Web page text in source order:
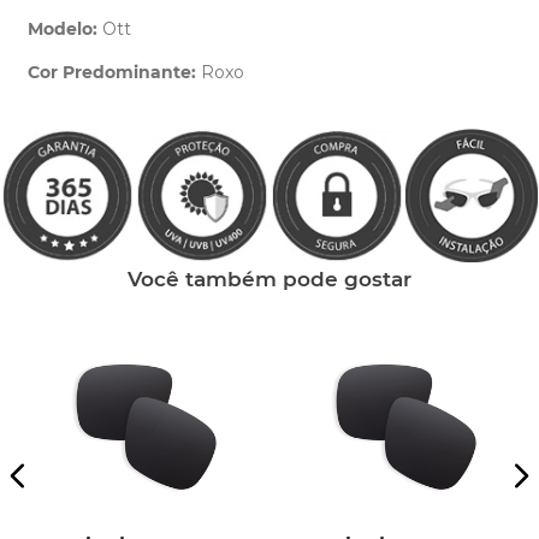
Modelo: Ott
Cor Predominante: Roxo
Você também pode gostar